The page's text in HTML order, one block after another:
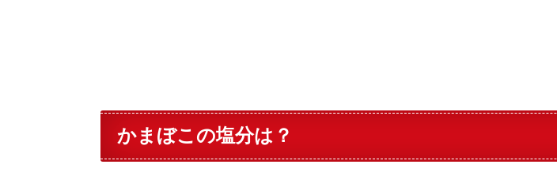
かまぼこの塩分は？